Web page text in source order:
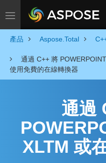
Toggle navigation
產品 Aspose.Total
通過 C++ 將
使用免費的在線轉換器
通過
XLTM 或